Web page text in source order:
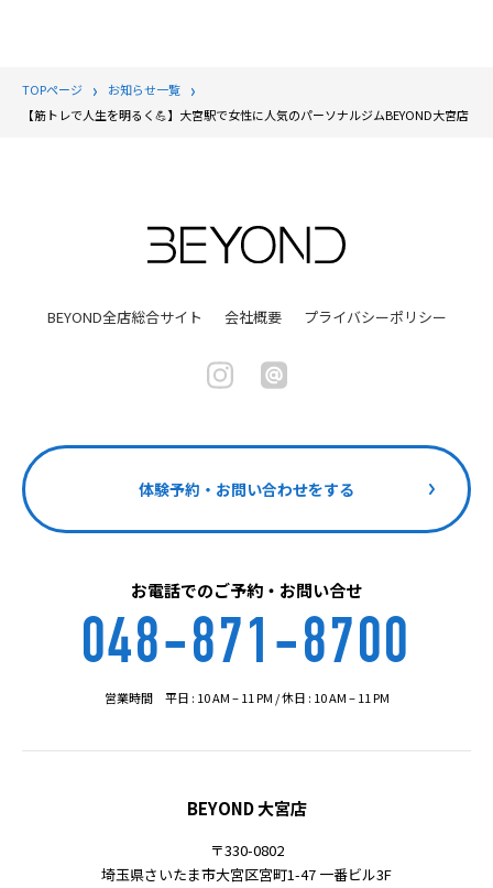
TOPページ
お知らせ一覧
【筋トレで人生を明るく💪】大宮駅で女性に人気のパーソナルジムBEYOND大宮店
BEYOND全店総合サイト 会社概要 プライバシーポリシー
体験予約・お問い合わせをする
お電話でのご予約・お問い合せ
048-871-8700
営業時間 平日 : 10 AM – 11 PM / 休日 : 10 AM – 11 PM
BEYOND 大宮店
〒330-0802
埼玉県さいたま市大宮区宮町1-47 一番ビル3F